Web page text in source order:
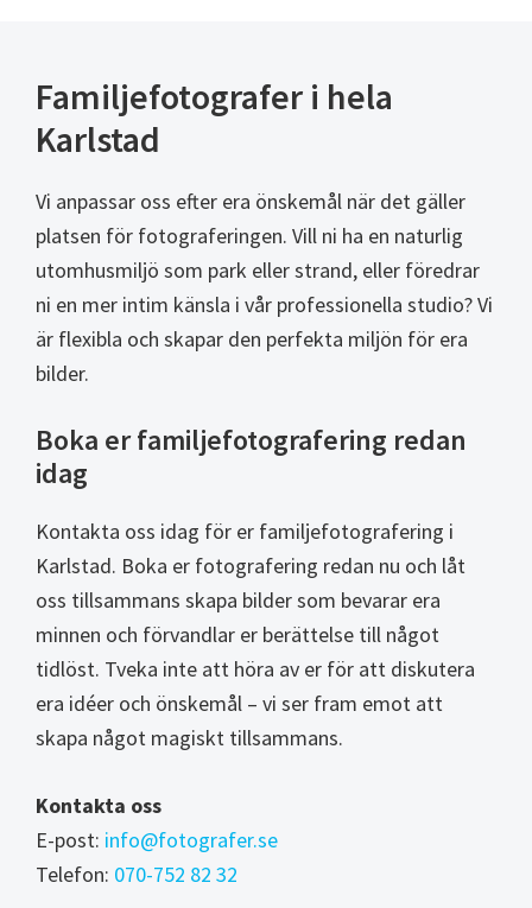
Familjefotografer i hela
Karlstad
Vi anpassar oss efter era önskemål när det gäller
platsen för fotograferingen. Vill ni ha en naturlig
utomhusmiljö som park eller strand, eller föredrar
ni en mer intim känsla i vår professionella studio? Vi
är flexibla och skapar den perfekta miljön för era
bilder.
Boka er familjefotografering redan
idag
Kontakta oss idag för er familjefotografering i
Karlstad. Boka er fotografering redan nu och låt
oss tillsammans skapa bilder som bevarar era
minnen och förvandlar er berättelse till något
tidlöst. Tveka inte att höra av er för att diskutera
era idéer och önskemål – vi ser fram emot att
skapa något magiskt tillsammans.
Kontakta oss
E-post: info@fotografer.se
Telefon: 070-752 82 32